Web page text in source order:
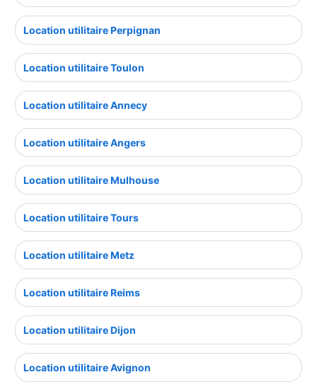
Location utilitaire Perpignan
Location utilitaire Toulon
Location utilitaire Annecy
Location utilitaire Angers
Location utilitaire Mulhouse
Location utilitaire Tours
Location utilitaire Metz
Location utilitaire Reims
Location utilitaire Dijon
Location utilitaire Avignon